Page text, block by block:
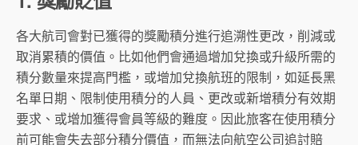
各大航司會對已獲得的獎勵積分進行追溯性更改，削減或
取消累積的價值。比如他們會通過增加兌換或升級所需的
積分數量來提高門檻，或增加兌換航班的限制，如延長黑
名單日期、限制使用積分的人員、更改或新增積分有效期
要求、或增加獲得會員等級的難度。因此旅客在使用積分
前可能會失去部分積分價值，而無法向航空公司追討賠